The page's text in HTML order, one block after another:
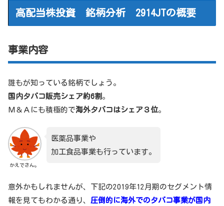
高配当株投資 銘柄分析 2914JTの概要
事業内容
誰もが知っている銘柄でしょう。
国内タバコ販売シェア約6割 。
Ｍ＆Ａにも積極的で海外タバコはシェア３位。
かえでさん。
医薬品事業や
加工食品事業も行っています。
意外かもしれませんが、下記の2019年12月期のセグメント情
報を見てもわかる通り、 圧倒的に海外でのタバコ事業が国内